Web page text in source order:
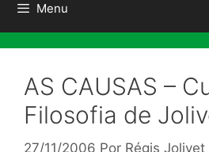
Menu
AS CAUSAS –
Filosofia de
27/11/2006 Por Régis Jolivet